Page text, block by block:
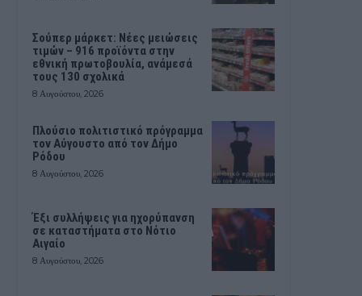
Σούπερ μάρκετ: Νέες μειώσεις
τιμών – 916 προϊόντα στην
εθνική πρωτοβουλία, ανάμεσά
τους 130 σχολικά
8 Αυγούστου, 2026
Πλούσιο πολιτιστικό πρόγραμμα
τον Αύγουστο από τον Δήμο
Ρόδου
8 Αυγούστου, 2026
Έξι συλλήψεις για ηχορύπανση
σε καταστήματα στο Νότιο
Αιγαίο
8 Αυγούστου, 2026